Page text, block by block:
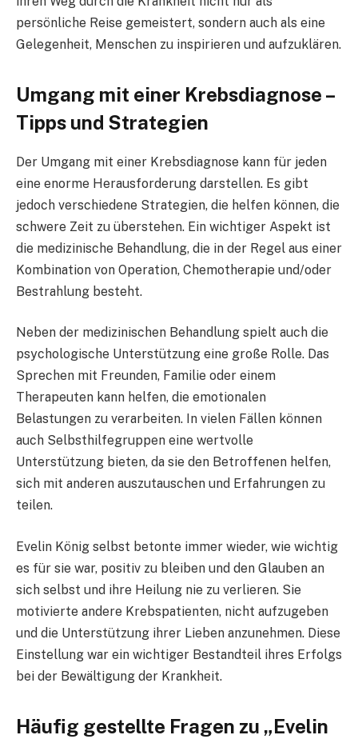
persönliche Reise gemeistert, sondern auch als eine
Gelegenheit, Menschen zu inspirieren und aufzuklären.
Umgang mit einer Krebsdiagnose –
Tipps und Strategien
Der Umgang mit einer Krebsdiagnose kann für jeden
eine enorme Herausforderung darstellen. Es gibt
jedoch verschiedene Strategien, die helfen können, die
schwere Zeit zu überstehen. Ein wichtiger Aspekt ist
die medizinische Behandlung, die in der Regel aus einer
Kombination von Operation, Chemotherapie und/oder
Bestrahlung besteht.
Neben der medizinischen Behandlung spielt auch die
psychologische Unterstützung eine große Rolle. Das
Sprechen mit Freunden, Familie oder einem
Therapeuten kann helfen, die emotionalen
Belastungen zu verarbeiten. In vielen Fällen können
auch Selbsthilfegruppen eine wertvolle
Unterstützung bieten, da sie den Betroffenen helfen,
sich mit anderen auszutauschen und Erfahrungen zu
teilen.
Evelin König selbst betonte immer wieder, wie wichtig
es für sie war, positiv zu bleiben und den Glauben an
sich selbst und ihre Heilung nie zu verlieren. Sie
motivierte andere Krebspatienten, nicht aufzugeben
und die Unterstützung ihrer Lieben anzunehmen. Diese
Einstellung war ein wichtiger Bestandteil ihres Erfolgs
bei der Bewältigung der Krankheit.
Häufig gestellte Fragen zu „Evelin